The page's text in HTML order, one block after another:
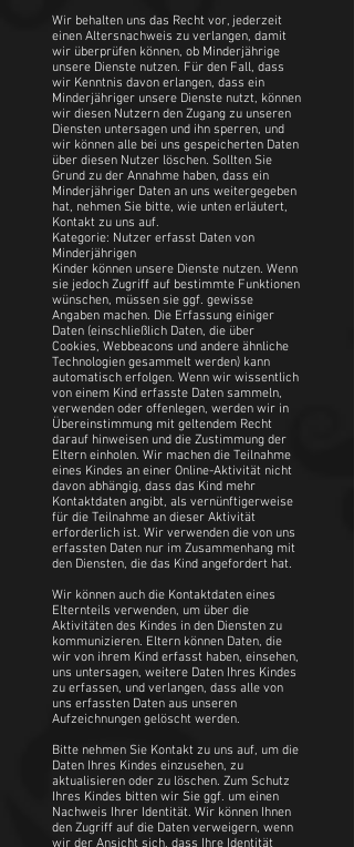
Wir behalten uns das Recht vor, jederzeit
einen Altersnachweis zu verlangen, damit
wir überprüfen können, ob Minderjährige
unsere Dienste nutzen. Für den Fall, dass
wir Kenntnis davon erlangen, dass ein
Minderjähriger unsere Dienste nutzt, können
wir diesen Nutzern den Zugang zu unseren
Diensten untersagen und ihn sperren, und
wir können alle bei uns gespeicherten Daten
über diesen Nutzer löschen. Sollten Sie
Grund zu der Annahme haben, dass ein
Minderjähriger Daten an uns weitergegeben
hat, nehmen Sie bitte, wie unten erläutert,
Kontakt zu uns auf.
Kategorie: Nutzer erfasst Daten von
Minderjährigen
Kinder können unsere Dienste nutzen. Wenn
sie jedoch Zugriff auf bestimmte Funktionen
wünschen, müssen sie ggf. gewisse
Angaben machen. Die Erfassung einiger
Daten (einschließlich Daten, die über
Cookies, Webbeacons und andere ähnliche
Technologien gesammelt werden) kann
automatisch erfolgen. Wenn wir wissentlich
von einem Kind erfasste Daten sammeln,
verwenden oder offenlegen, werden wir in
Übereinstimmung mit geltendem Recht
darauf hinweisen und die Zustimmung der
Eltern einholen. Wir machen die Teilnahme
eines Kindes an einer Online-Aktivität nicht
davon abhängig, dass das Kind mehr
Kontaktdaten angibt, als vernünftigerweise
für die Teilnahme an dieser Aktivität
erforderlich ist. Wir verwenden die von uns
erfassten Daten nur im Zusammenhang mit
den Diensten, die das Kind angefordert hat.
Wir können auch die Kontaktdaten eines
Elternteils verwenden, um über die
Aktivitäten des Kindes in den Diensten zu
kommunizieren. Eltern können Daten, die
wir von ihrem Kind erfasst haben, einsehen,
uns untersagen, weitere Daten Ihres Kindes
zu erfassen, und verlangen, dass alle von
uns erfassten Daten aus unseren
Aufzeichnungen gelöscht werden.
Bitte nehmen Sie Kontakt zu uns auf, um die
Daten Ihres Kindes einzusehen, zu
aktualisieren oder zu löschen. Zum Schutz
Ihres Kindes bitten wir Sie ggf. um einen
Nachweis Ihrer Identität. Wir können Ihnen
den Zugriff auf die Daten verweigern, wenn